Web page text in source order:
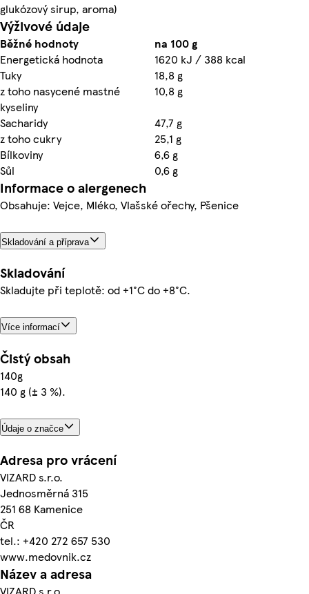
glukózový sirup, aroma)
Výživové údaje
Běžné hodnoty
na 100 g
Energetická hodnota
1620 kJ / 388 kcal
Tuky
18,8 g
z toho nasycené mastné
kyseliny
10,8 g
Sacharidy
47,7 g
z toho cukry
25,1 g
Bílkoviny
6,6 g
Sůl
0,6 g
Informace o alergenech
Obsahuje: Vejce, Mléko, Vlašské ořechy, Pšenice
Skladování a příprava
Skladování
Skladujte při teplotě: od +1°C do +8°C.
Více informací
Čistý obsah
140g
140 g (± 3 %).
Údaje o značce
Adresa pro vrácení
VIZARD s.r.o.
Jednosměrná 315
251 68 Kamenice
ČR
tel.: +420 272 657 530
www.medovnik.cz
Název a adresa